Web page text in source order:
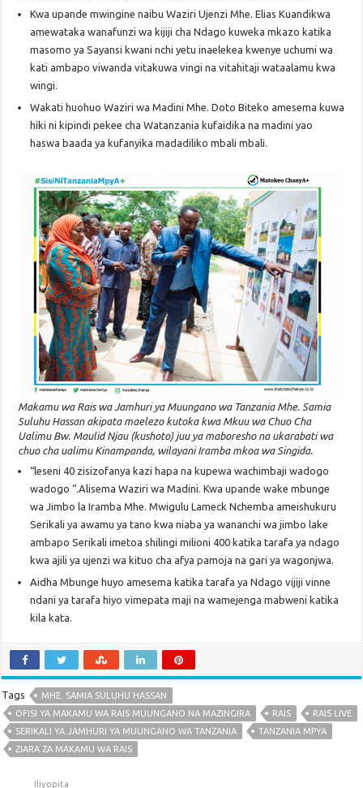
Kwa upande mwingine naibu Waziri Ujenzi Mhe. Elias Kuandikwa
amewataka wanafunzi wa kijiji cha Ndago kuweka mkazo katika
masomo ya Sayansi kwani nchi yetu inaelekea kwenye uchumi wa
kati ambapo viwanda vitakuwa vingi na vitahitaji wataalamu kwa
wingi.
Wakati huohuo Waziri wa Madini Mhe. Doto Biteko amesema kuwa
hiki ni kipindi pekee cha Watanzania kufaidika na madini yao
haswa baada ya kufanyika madadiliko mbali mbali.
Makamu wa Rais wa Jamhuri ya Muungano wa Tanzania Mhe. Samia
Suluhu Hassan akipata maelezo kutoka kwa Mkuu wa Chuo Cha
Ualimu Bw. Maulid Njau (kushoto) juu ya maboresho na ukarabati wa
chuo cha ualimu Kinampanda, wilayani Iramba mkoa wa Singida.
“leseni 40 zisizofanya kazi hapa na kupewa wachimbaji wadogo
wadogo “.Alisema Waziri wa Madini. Kwa upande wake mbunge
wa Jimbo la Iramba Mhe. Mwigulu Lameck Nchemba ameishukuru
Serikali ya awamu ya tano kwa niaba ya wananchi wa jimbo lake
ambapo Serikali imetoa shilingi milioni 400 katika tarafa ya ndago
kwa ajili ya ujenzi wa kituo cha afya pamoja na gari ya wagonjwa.
Aidha Mbunge huyo amesema katika tarafa ya Ndago vijiji vinne
ndani ya tarafa hiyo vimepata maji na wamejenga mabweni katika
kila kata.
Tags
MHE. SAMIA SULUHU HASSAN
OFISI YA MAKAMU WA RAIS MUUNGANO NA MAZINGIRA
RAIS
RAIS LIVE
SERIKALI YA JAMHURI YA MUUNGANO WA TANZANIA
TANZANIA MPYA
ZIARA ZA MAKAMU WA RAIS
Iliyopita